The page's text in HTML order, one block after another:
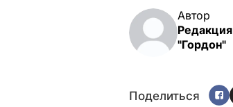
Автор
Редакция
"Гордон"
Поделиться